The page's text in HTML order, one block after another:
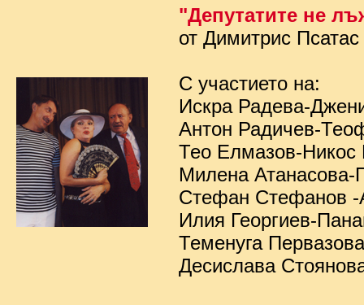
"Депутатите не
от Димитрис Псатас
С участието на:
Искра Радева-
Антон Радичев-
Тео Елмазов-Никос
Милена Атанасова-
Стефан Стефанов -
Илия Георгиев-
Теменуга
Десислава